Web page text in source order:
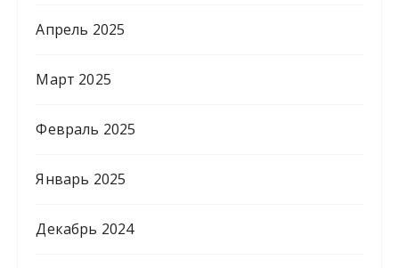
Апрель 2025
Март 2025
Февраль 2025
Январь 2025
Декабрь 2024